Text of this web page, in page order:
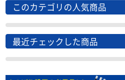
このカテゴリの人気商品
最近チェックした商品